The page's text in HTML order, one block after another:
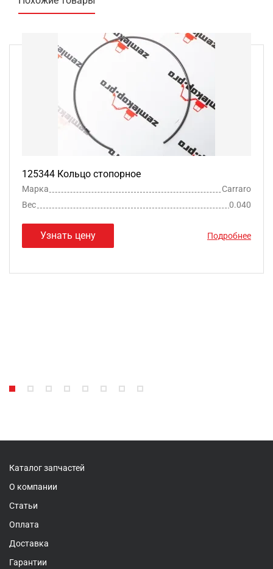
125344 Кольцо стопорное
Марка
Carraro
Вес
0.040
Узнать цену Подробнее
Каталог запчастей
О компании
Статьи
Оплата
Доставка
Гарантии